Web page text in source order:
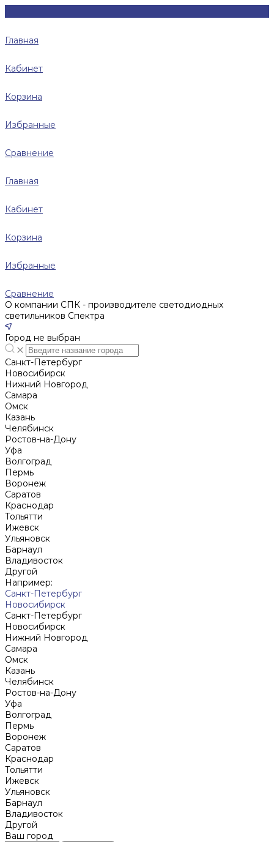
Главная
Кабинет
Корзина
Избранные
Сравнение
Главная
Кабинет
Корзина
Избранные
Сравнение
О компании СПК - производителе светодиодных
светильников Спектра
Город не выбран
Санкт-Петербург
Новосибирск
Нижний Новгород
Cамара
Омск
Казань
Челябинск
Ростов-на-Дону
Уфа
Волгоград
Пермь
Воронеж
Саратов
Краснодар
Тольятти
Ижевск
Ульяновск
Барнаул
Владивосток
Другой
Например:
Санкт-Петербург
Новосибирск
Санкт-Петербург
Новосибирск
Нижний Новгород
Cамара
Омск
Казань
Челябинск
Ростов-на-Дону
Уфа
Волгоград
Пермь
Воронеж
Саратов
Краснодар
Тольятти
Ижевск
Ульяновск
Барнаул
Владивосток
Другой
Ваш город